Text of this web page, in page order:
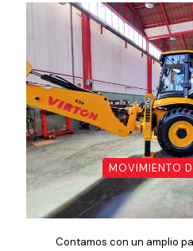
MOVIMIENTO
Contamos con un amplio